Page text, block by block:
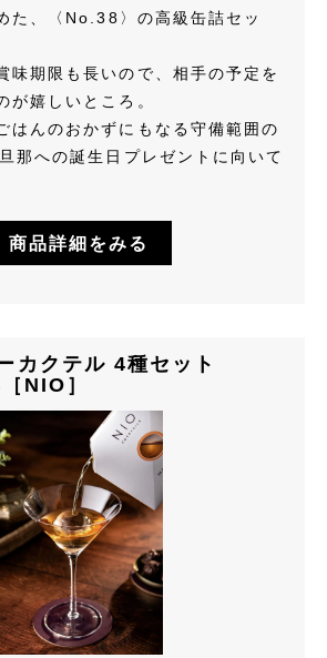
た、〈No.38〉の高級缶詰セッ
味期限も長いので、相手の予定を
が嬉しいところ。
はんのおかずにもなる守備範囲の
那への誕生日プレゼントに向いて
商品詳細をみる
カクテル 4種セット
NIO］